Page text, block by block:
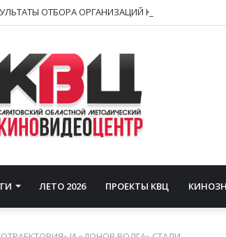
ЛЕТО 2026 ПРОЕКТЫ КВЦ